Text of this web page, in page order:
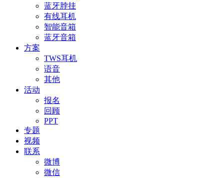
蓝牙脖挂
有线耳机
智能音箱
蓝牙音箱
方案
TWS耳机
语音
其他
活动
报名
回顾
PPT
专题
视频
联系
微博
微信